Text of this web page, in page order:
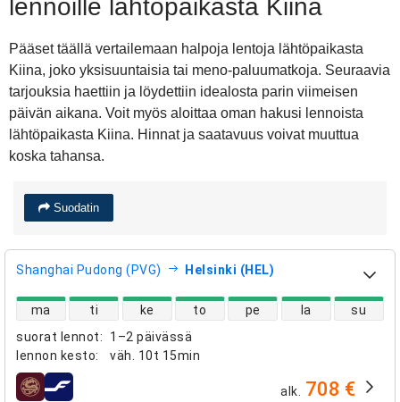
lennoille lähtöpaikasta Kiina
Pääset täällä vertailemaan halpoja lentoja lähtöpaikasta
Kiina, joko yksisuuntaisia tai meno-paluumatkoja. Seuraavia
tarjouksia haettiin ja löydettiin idealosta parin viimeisen
päivän aikana. Voit myös aloittaa oman hakusi lennoista
lähtöpaikasta Kiina. Hinnat ja saatavuus voivat muuttua
koska tahansa.
Suodatin
Shanghai Pudong (PVG) Helsinki (HEL)
suorat lennot:
1–2 päivässä
lennon kesto: väh. 10t 15min
suorien lentojen saatavuus
ma ti ke to pe la su
lentoyhtiöt alk. 708 €